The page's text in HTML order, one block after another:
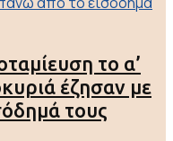
το α’
έζησαν με
τους